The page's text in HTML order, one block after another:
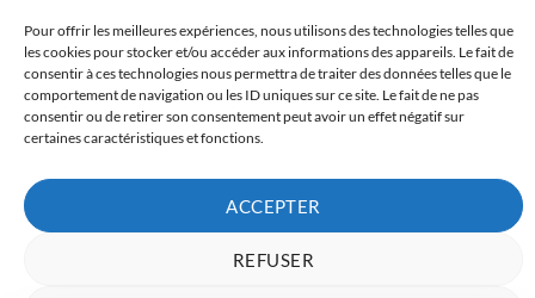
Pour offrir les meilleures expériences, nous utilisons des technologies telles que
les cookies pour stocker et/ou accéder aux informations des appareils. Le fait de
consentir à ces technologies nous permettra de traiter des données telles que le
comportement de navigation ou les ID uniques sur ce site. Le fait de ne pas
consentir ou de retirer son consentement peut avoir un effet négatif sur
certaines caractéristiques et fonctions.
ACCEPTER
REFUSER
HP DesignJet 100
HP OfficeJet
HP OfficeJet 9100
Copyright 2023 © Inkcenter - Webdesign by